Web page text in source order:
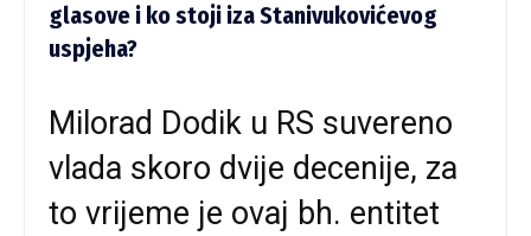
glasove i ko stoji iza Stanivukovićevog
uspjeha?
Milorad Dodik u RS suvereno
vlada skoro dvije decenije, za
to vrijeme je ovaj bh. entitet